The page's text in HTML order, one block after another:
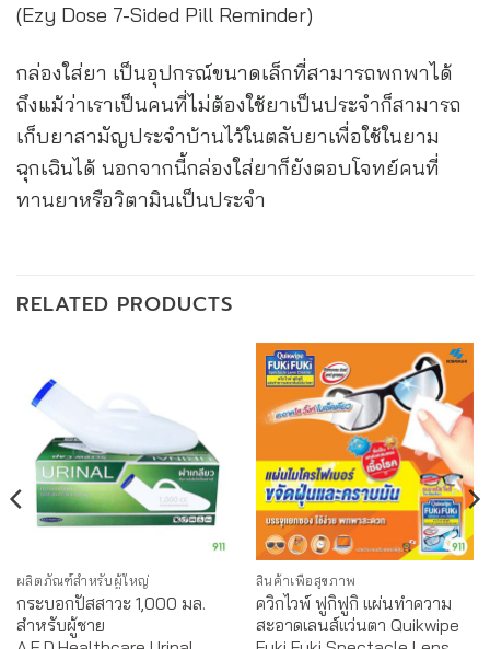
(Ezy Dose 7-Sided Pill Reminder)
กล่องใส่ยา เป็นอุปกรณ์ขนาดเล็กที่สามารถพกพาได้
ถึงแม้ว่าเราเป็นคนที่ไม่ต้องใช้ยาเป็นประจำก็สามารถ
เก็บยาสามัญประจำบ้านไว้ในตลับยาเพื่อใช้ในยาม
ฉุกเฉินได้ นอกจากนี้กล่องใส่ยาก็ยังตอบโจทย์คนที่
ทานยาหรือวิตามินเป็นประจำ
RELATED PRODUCTS
ผลิตภัณฑ์สำหรับผู้ใหญ่
กระบอกปัสสาวะ 1,000 มล.
สำหรับผู้ชาย
สินค้าเพื่อสุขภาพ
ควิกไวพ์ ฟูกิฟูกิ แผ่นทำความ
สะอาดเลนส์แว่นตา Quikwipe